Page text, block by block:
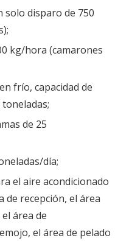
solo disparo de 750
kg/hora (camarones
frío, capacidad de
de 25
día;
el aire acondicionado
de recepción, el área
área de
el área de pelado